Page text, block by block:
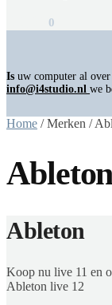
0
Is uw computer al
info@i4studio.nl we
Home /Merken /
Ableton
Koop nu live 11 en
Ableton live 12